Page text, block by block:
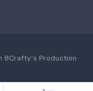
8Crafty's Production